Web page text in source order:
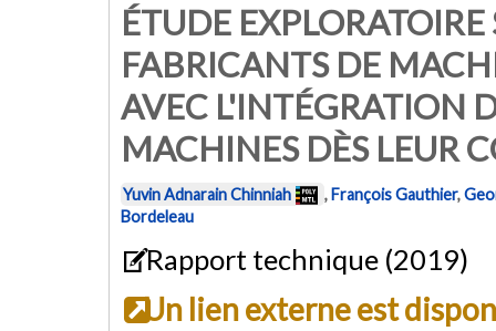
ÉTUDE EXPLORATOIRE
FABRICANTS DE
AVEC L'INTÉGRATION
MACHINES DÈS LEUR
Yuvin Adnarain Chinniah ,François Gauthier,
Bordeleau
Rapport technique (2019)
Un lien externe est